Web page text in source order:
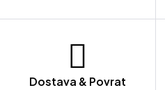
Dostava & Povrat